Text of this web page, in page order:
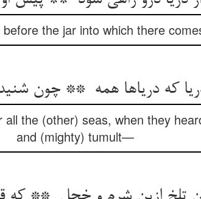
the jar into which there
the (other) seas, when they
and (mighty) tumult—